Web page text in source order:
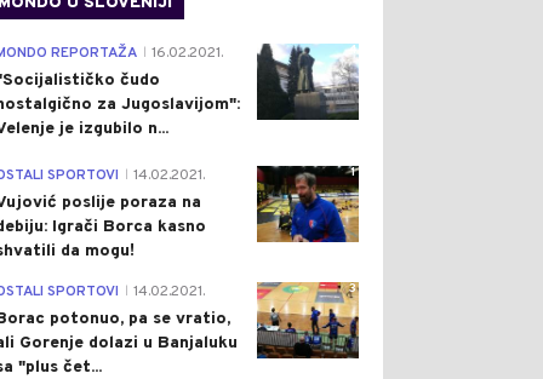
4
REPORTAŽA 16.02.2021.
čudo
za Jugoslavijom":
je izgubilo n...
1
SPORTOVI 14.02.2021.
poslije poraza na
Igrači Borca kasno
da mogu!
3
SPORTOVI 14.02.2021.
potonuo, pa se vratio,
Gorenje dolazi u Banjaluku
"plus čet...